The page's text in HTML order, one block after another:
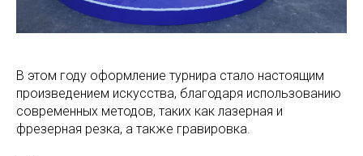
В этом году оформление турнира стало настоящим
произведением искусства, благодаря использованию
современных методов, таких как лазерная и
фрезерная резка, а также гравировка.